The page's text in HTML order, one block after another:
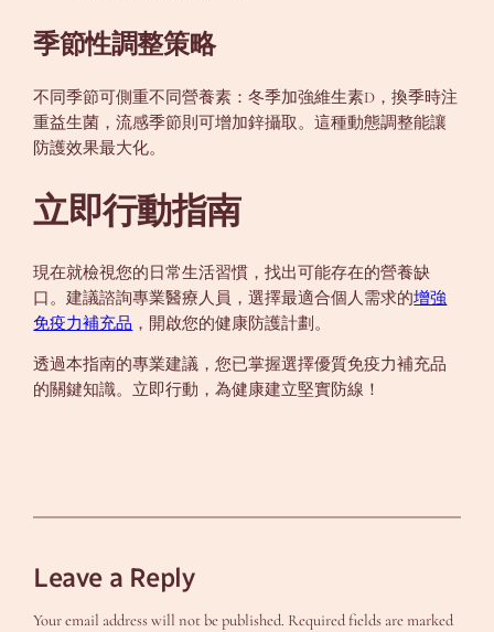
季節性調整策略
不同季節可側重不同營養素：冬季加強維生素D，換季時注
重益生菌，流感季節則可增加鋅攝取。這種動態調整能讓
防護效果最大化。
立即行動指南
現在就檢視您的日常生活習慣，找出可能存在的營養缺
口。建議諮詢專業醫療人員，選擇最適合個人需求的增強
免疫力補充品 ，開啟您的健康防護計劃。
透過本指南的專業建議，您已掌握選擇優質免疫力補充品
的關鍵知識。立即行動，為健康建立堅實防線！
Leave a Reply
Your email address will not be published. Required fields are marked